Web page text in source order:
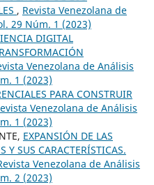
, Revista Venezolana de
29 Núm. 1 (2023)
DIGITAL
Venezolana de Análisis
1 (2023)
PARA CONSTRUIR
Venezolana de Análisis
1 (2023)
EXPANSIÓN DE LAS
Y SUS CARACTERÍSTICAS.
Venezolana de Análisis
2 (2023)